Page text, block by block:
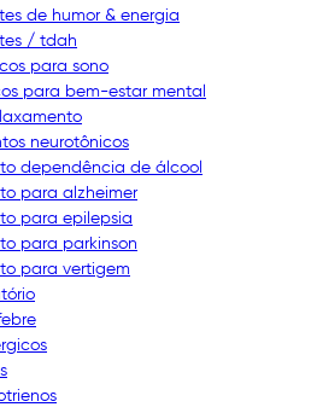
de humor & energia
/ tdah
para sono
para bem-estar mental
neurotônicos
dependência de álcool
para alzheimer
para epilepsia
para parkinson
para vertigem